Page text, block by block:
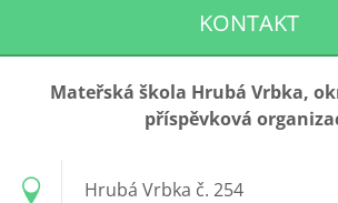
KONTAKT
Mateřská škola Hrubá Vrbka,
příspěvková
Hrubá Vrbka č. 254